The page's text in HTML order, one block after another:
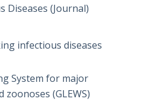
Diseases (Journal)
infectious diseases
System for major
zoonoses (GLEWS)